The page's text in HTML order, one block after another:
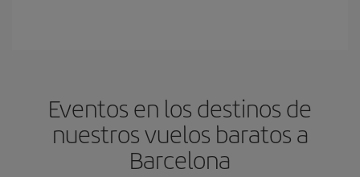
Eventos en los destinos de
nuestros vuelos baratos a
Barcelona